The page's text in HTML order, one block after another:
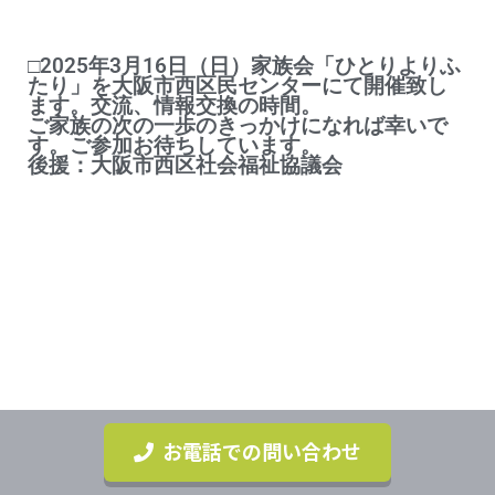
□2025年3月16日（日）家族会「ひとりよりふ
たり」を大阪市西区民センターにて開催致し
ます。交流、情報交換の時間。
ご家族の次の一歩のきっかけになれば幸いで
す。ご参加お待ちしています。
後援：大阪市西区社会福祉協議会
お電話での問い合わせ